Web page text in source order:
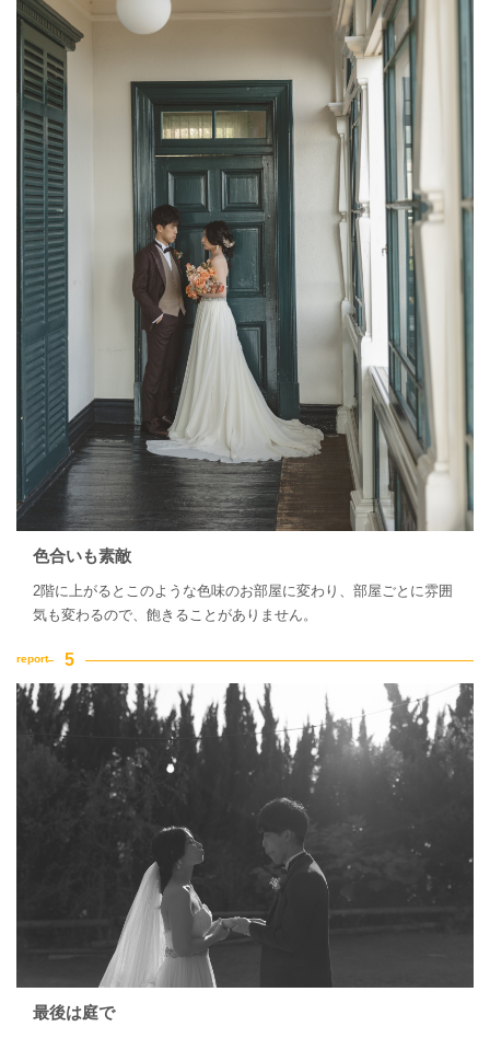
色合いも素敵
2階に上がるとこのような色味のお部屋に変わり、部屋ごとに雰囲
気も変わるので、飽きることがありません。
最後は庭で